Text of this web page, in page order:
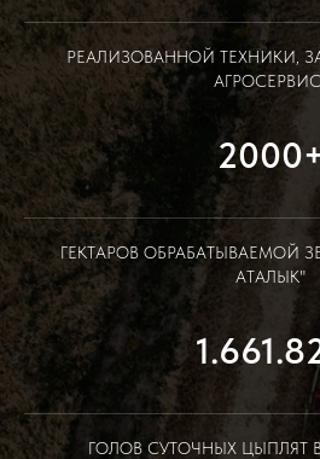
РЕАЛИЗОВАННОЙ ТЕХНИКИ,
ГЕКТАРОВ ОБРАБАТЫВАЕМОЙ
АТАЛЫК"
ГОЛОВ СУТОЧНЫХ ЦЫПЛЯТ